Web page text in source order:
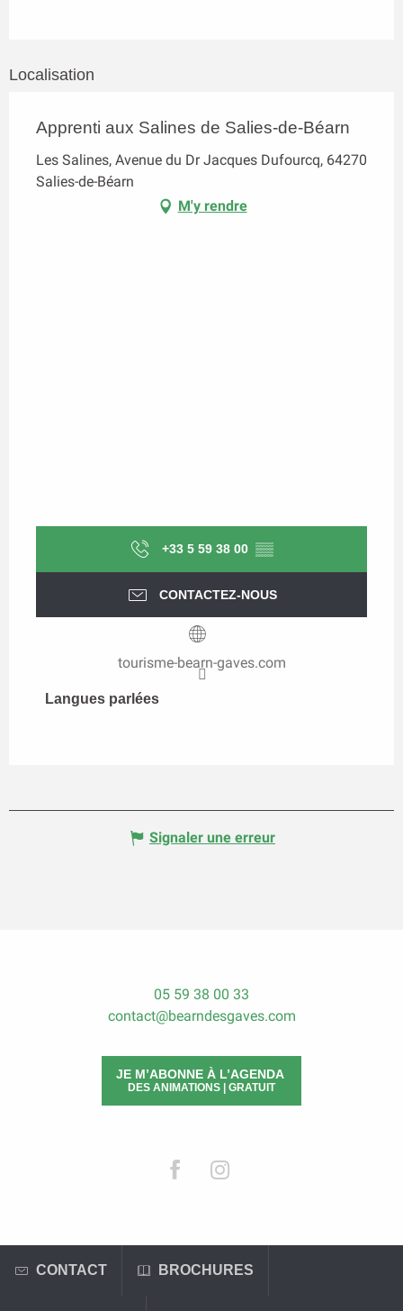
Localisation
Apprenti aux Salines de Salies-de-Béarn
Les Salines, Avenue du Dr Jacques Dufourcq, 64270
Salies-de-Béarn
M'y rendre
+33 5 59 38 00 ▒▒
CONTACTEZ-NOUS
tourisme-bearn-gaves.com
Langues parlées
Langues parlées
Signaler une erreur
05 59 38 00 33
contact@bearndesgaves.com
JE M’ABONNE À L’AGENDA
DES ANIMATIONS | GRATUIT
CONTACT BROCHURES